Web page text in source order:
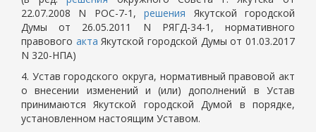
22.07.2008 N РОС-7-1,решения Якутской городской
Думы от 26.05.2011 N РЯГД-34-1, нормативного
правового акта Якутской городской Думы от 01.03.2017
N 320-НПА)
4. Устав городского округа, нормативный правовой акт
о внесении изменений и (или) дополнений в Устав
принимаются Якутской городской Думой в порядке,
установленном настоящим Уставом.